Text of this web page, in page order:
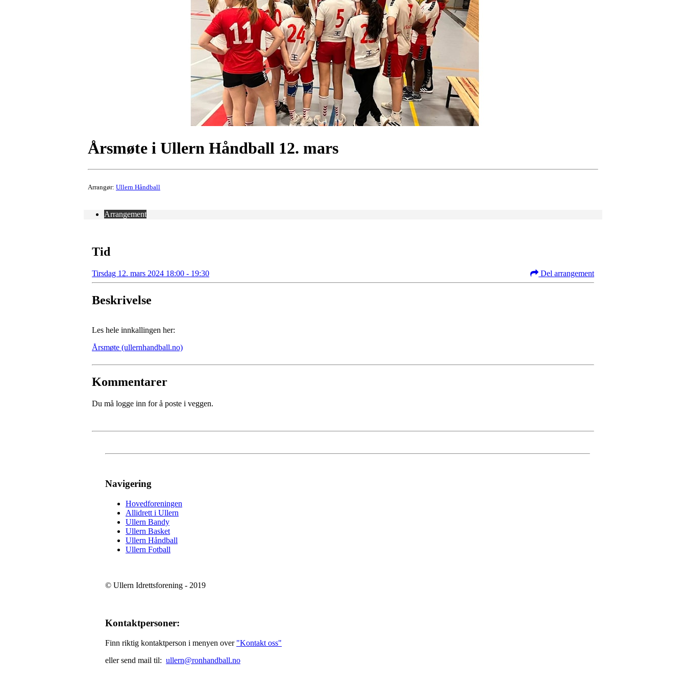
Årsmøte i Ullern Håndball 12. mars
Arrangør: Ullern Håndball
Arrangement
Tid
Tirsdag 12. mars 2024 18:00 - 19:30 Del arrangement
Beskrivelse
Les hele innkallingen her:
Årsmøte (ullernhandball.no)
Kommentarer
Du må logge inn for å poste i veggen.
Navigering
Hovedforeningen
Allidrett i Ullern
Ullern Bandy
Ullern Basket
Ullern Håndball
Ullern Fotball
© Ullern Idrettsforening - 2019
Kontaktpersoner:
Finn riktig kontaktperson i menyen over "Kontakt oss"
eller send mail til: ullern@ronhandball.no